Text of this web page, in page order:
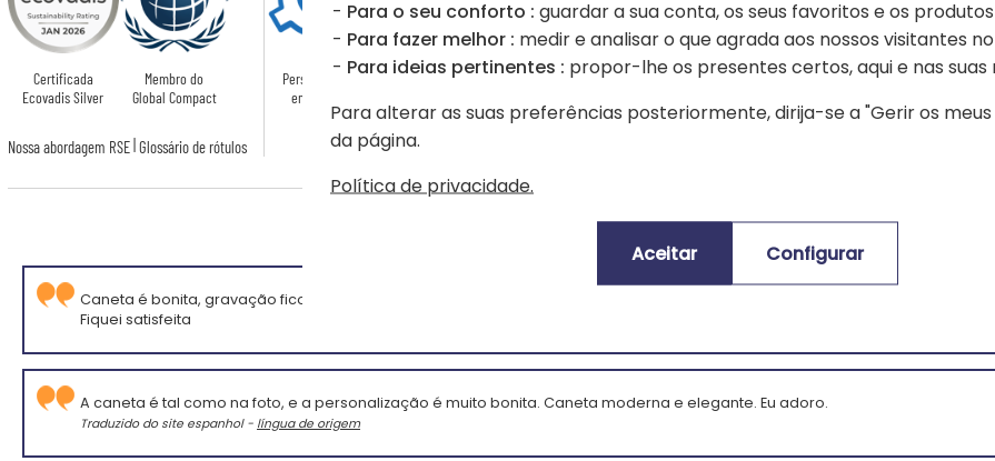
Certificada
Ecovadis Silver
Membro do
Global Compact
Nossa abordagem RSE|Glossário de rótulos
Personalizado
em França
Classificação média dos clientes:
Caneta é bonita, gravação ficou muito bem.
Fiquei satisfeita
A caneta é tal como na foto, e a personalização é muito bonita. Caneta moderna e elegante. Eu adoro.
Traduzido do site espanhol - língua de origem
Para o seu conforto : guardar a sua conta, os seus favoritos e os
Para fazer melhor : medir e analisar o que agrada aos nossos visitantes
Para ideias pertinentes : propor-lhe os presentes certos, aqui e nas suas
Para alterar as suas preferências posteriormente, dirija-se a "Gerir os
da página.
Política de privacidade.
Aceitar Configurar